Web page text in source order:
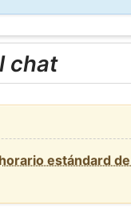
chat
horario estándard